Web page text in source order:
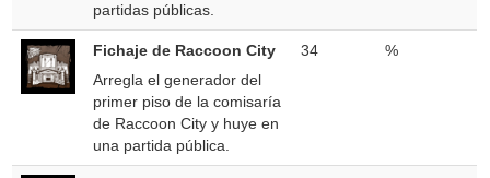
partidas públicas.
Fichaje de Raccoon City
Arregla el generador del
primer piso de la comisaría
de Raccoon City y huye en
una partida pública.
34 %